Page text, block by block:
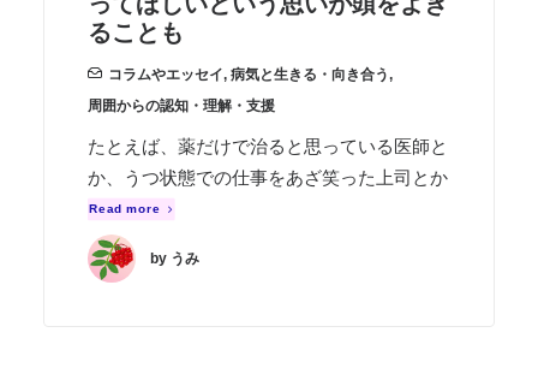
ることも
コラムやエッセイ, 病気と生きる・向き合う,
周囲からの認知・理解・支援
たとえば、薬だけで治ると思っている医師と
か、うつ状態での仕事をあざ笑った上司とか
Read more
by うみ